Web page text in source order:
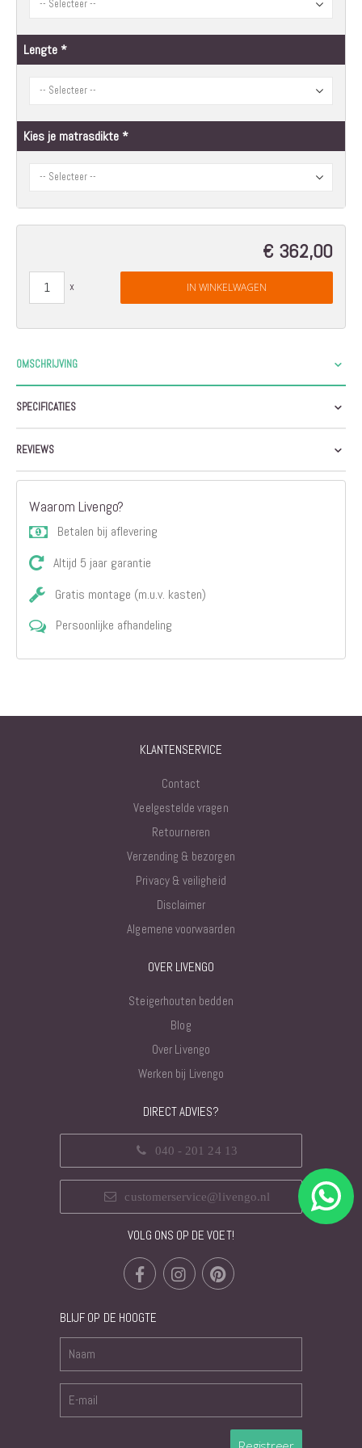
Lengte
Kies je matrasdikte
€ 362,00
IN WINKELWAGEN
OMSCHRIJVING
SPECIFICATIES
REVIEWS
Waarom Livengo?
Betalen bij aflevering
Altijd 5 jaar garantie
Gratis montage (m.u.v. kasten)
Persoonlijke afhandeling
KLANTENSERVICE
Contact
Veelgestelde vragen
Retourneren
Verzending & bezorgen
Privacy & veiligheid
Disclaimer
Algemene voorwaarden
OVER LIVENGO
Steigerhouten bedden
Blog
Over Livengo
Werken bij Livengo
DIRECT ADVIES?
040 - 201 24 13
customerservice@livengo.nl
VOLG ONS OP DE VOET!
BLIJF OP DE HOOGTE